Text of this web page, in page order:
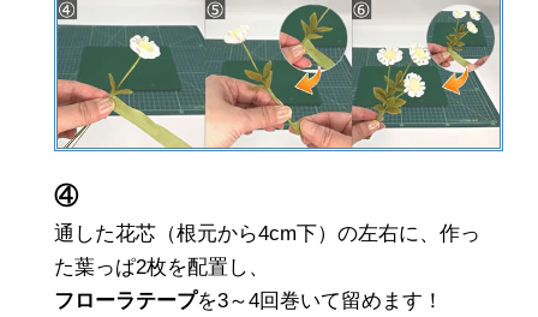
④
通した花芯（根元から4cm下）の左右に、作っ
た葉っぱ2枚を配置し、
フローラテープを3～4回巻いて留めます！